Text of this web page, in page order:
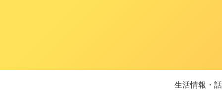
生活情報・